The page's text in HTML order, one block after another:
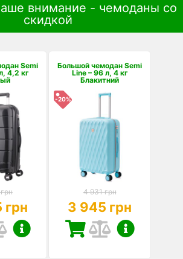
внимание - чемоданы со
скидкой
Semi
4,2 кг
грн
Большой чемодан Semi
Line – 96 л, 4 кг
Блакитний
-20%
4 931 грн
3 945 грн